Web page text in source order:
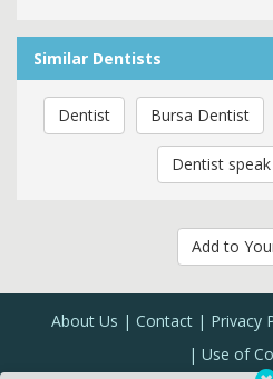
Similar Dentists
Dentist Bursa Dentist
Dentist
Add to
About Us Contact Privacy
Use of